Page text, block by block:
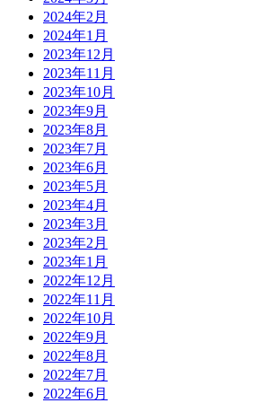
2024年2月
2024年1月
2023年12月
2023年11月
2023年10月
2023年9月
2023年8月
2023年7月
2023年6月
2023年5月
2023年4月
2023年3月
2023年2月
2023年1月
2022年12月
2022年11月
2022年10月
2022年9月
2022年8月
2022年7月
2022年6月